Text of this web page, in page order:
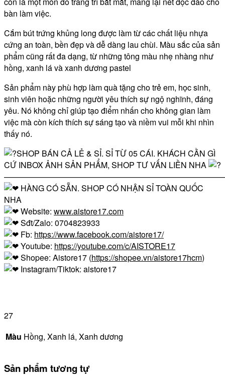
bàn làm việc.
Cắm bút trứng khủng long được làm từ các chất liệu nhựa
cứng an toàn, bền đẹp và dễ dàng lau chùi. Màu sắc của sản
phẩm cũng rất đa dạng, từ những tông màu nhẹ nhàng như
hồng, xanh lá và xanh dương pastel
Sản phẩm này phù hợp làm quà tặng cho trẻ em, học sinh,
sinh viên hoặc những người yêu thích sự ngộ nghĩnh, đáng
yêu. Nó không chỉ giúp tạo điểm nhấn cho không gian làm
việc mà còn kích thích sự sáng tạo và niềm vui mỗi khi nhìn
thấy nó.
SHOP BÁN CẢ LẺ & SỈ. SỈ TỪ 05 CÁI. KHÁCH CẦN GÌ
CỨ INBOX ẢNH SẢN PHẨM, SHOP TƯ VẤN LIỀN NHA
HÀNG CÓ SẴN. SHOP CÓ NHẬN SỈ TOÀN QUỐC
NHA
Website: www.aistore17.com
Sđt/Zalo: 0704823933
Fb: https://www.facebook.com/aistore17/
Youtube: https://youtube.com/c/AISTORE17
Shopee: Aistore17 (https://shopee.vn/aistore17hcm)
Instagram/Tiktok: aistore17
27
Màu Hồng, Xanh lá, Xanh dương
Sản phẩm tương tự